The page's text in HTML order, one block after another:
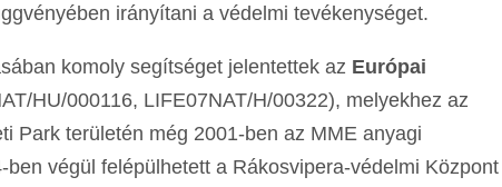
irányítani a védelmi tevékenységet.
komoly segítséget jelentettek az Európai
HU/000116, LIFE07NAT/H/00322), melyekhez az
Park területén még 2001-ben az MME anyagi
végül felépülhetett a Rákosvipera-védelmi Központ